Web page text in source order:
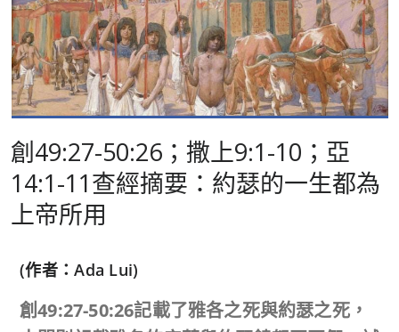
創49:27-50:26；撒上9:1-10；亞
14:1-11查經摘要：約瑟的一生都為
上帝所用
(作者：Ada Lui)
創49:27-50:26記載了雅各之死與約瑟之死，